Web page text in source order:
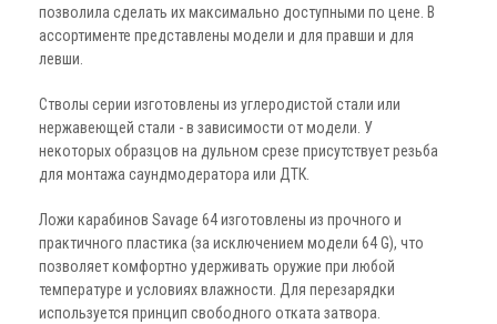
позволила сделать их максимально доступными по цене. В
ассортименте представлены модели и для правши и для
левши.
Стволы серии изготовлены из углеродистой стали или
нержавеющей стали - в зависимости от модели. У
некоторых образцов на дульном срезе присутствует резьба
для монтажа саундмодератора или ДТК.
Ложи карабинов Savage 64 изготовлены из прочного и
практичного пластика (за исключением модели 64 G), что
позволяет комфортно удерживать оружие при любой
температуре и условиях влажности. Для перезарядки
используется принцип свободного отката затвора.